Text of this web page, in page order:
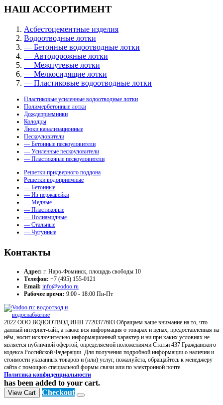
НАШ АССОРТИМЕНТ
Асбестоцементные изделия
Водоотводные лотки
— Бетонные водоотводные лотки
— Автодорожные лотки
— Межпутевые лотки
— Мелкосидящие лотки
— Пластиковые водоотводные лотки
Пластиковые усиленные водоотводные лотки
Полимербетонные лотки
Дождеприемники
Колодцы
Люки канализационные
Пескоуловители
— Бетонные пескоуловители
— Усиленные пескоуловители
— Пластиковые пескоуловители
Решетки придверного поддона
Решетки водоприемные
— Бетонные
— Из нержавейки
— Медные
— Пластиковые
— Полиамидные
— Стальные
— Чугунные
Контакты
Адрес: г. Наро-Фоминск, площадь свободы 10
Телефон: +7 (495) 155-0121
Email: info@vodoo.ru
Рабочее время: 9:00 - 18:00 Пн-Пт
2022 ООО ВОДООТВОД ИНН 7720377683 Обращаем ваше внимание на то, что
данный интернет-сайт, а также вся информация о товарах и ценах, предоставленная на
нём, носит исключительно информационный характер и ни при каких условиях не
является публичной офертой, определяемой положениями Статьи 437 Гражданского
кодекса Российской Федерации. Для получения подробной информации о наличии и
стоимости указанных товаров и (или) услуг, пожалуйста, обращайтесь к менеджеру
сайта с помощью специальной формы связи или по электронной почте.
Политика конфиденциальности
has been added to your cart.
View Cart Checkout